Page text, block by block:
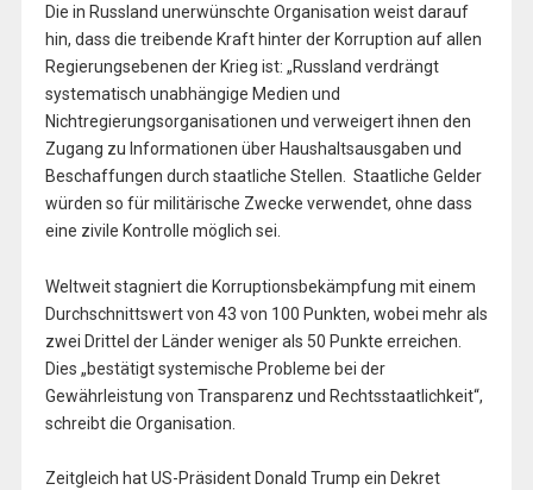
Die in Russland unerwünschte Organisation weist darauf
hin, dass die treibende Kraft hinter der Korruption auf allen
Regierungsebenen der Krieg ist: „Russland verdrängt
systematisch unabhängige Medien und
Nichtregierungsorganisationen und verweigert ihnen den
Zugang zu Informationen über Haushaltsausgaben und
Beschaffungen durch staatliche Stellen. Staatliche Gelder
würden so für militärische Zwecke verwendet, ohne dass
eine zivile Kontrolle möglich sei.
Weltweit stagniert die Korruptionsbekämpfung mit einem
Durchschnittswert von 43 von 100 Punkten, wobei mehr als
zwei Drittel der Länder weniger als 50 Punkte erreichen.
Dies „bestätigt systemische Probleme bei der
Gewährleistung von Transparenz und Rechtsstaatlichkeit“,
schreibt die Organisation.
Zeitgleich hat US-Präsident Donald Trump ein Dekret